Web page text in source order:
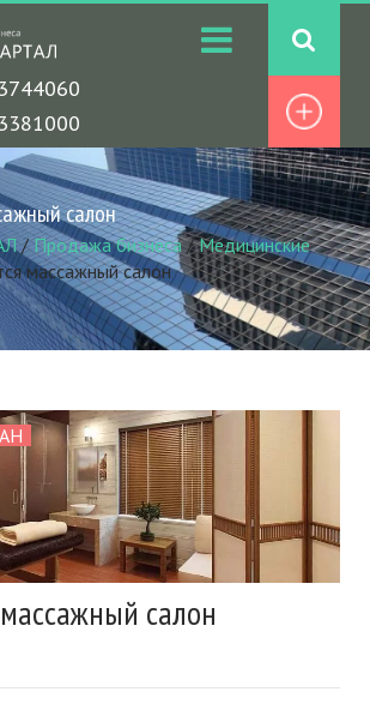
салон
/Продажа бизнеса/Медицинские
массажный салон
салон